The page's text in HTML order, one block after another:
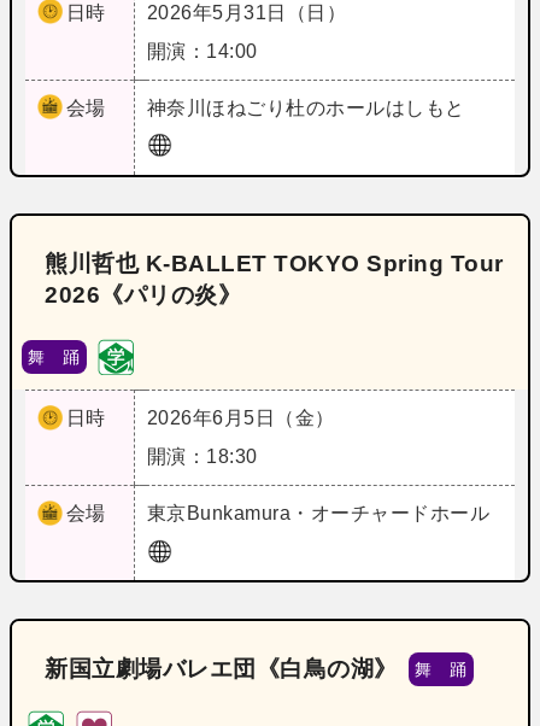
日時
2026年5月31日（日）
開演：14:00
会場 神奈川 ほねごり杜のホールはしもと
熊川哲也 K-BALLET TOKYO Spring Tour
2026《パリの炎》
舞 踊
日時
2026年6月5日（金）
開演：18:30
会場 東京Bunkamura・オーチャードホール
新国立劇場バレエ団《白鳥の湖》 舞 踊